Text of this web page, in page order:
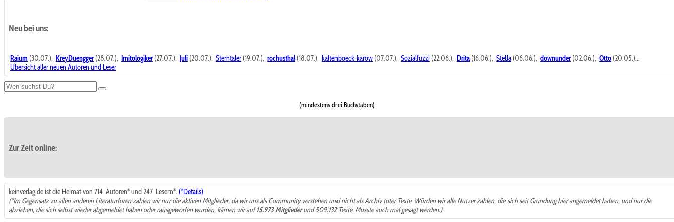
Neu bei uns:
Raium (30.07.), KreyDuengger(28.07.), Imitologiker(27.07.), Juli (20.07.), Sterntaler (19.07.), rochusthal (18.07.), kaltenboeck-karow (07.07.), Sozialfuzzi (22.06.), Drita (16.06.), Stella (06.06.), downunder(02.06.), Otto (20.05.)...
Übersicht aller neuen Autoren und Leser
(mindestens drei Buchstaben)
Zur Zeit online:
keinverlag.de ist die Heimat von 714 Autoren* und 247 Lesern*. (*Details)
(*Im Gegensatz zu allen anderen Literaturforen zählen wir nur die aktiven Mitglieder, da wir uns als Community verstehen und nicht als Archiv toter Texte. Würden wir alle Nutzer zählen, die sich seit Gründung hier angemeldet haben, und nur die
abziehen, die sich selbst wieder abgemeldet haben oder rausgeworfen wurden, kämen wir auf15.973 Mitgliederund 509.132 Texte. Musste auch mal gesagt werden.)